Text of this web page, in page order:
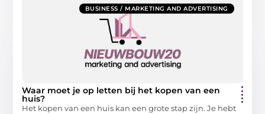
BUSINESS / MARKETING AND ADVERTISING
Waar moet je op letten bij het kopen van een
huis?
Het kopen van een huis kan een grote stap zijn. Je hebt